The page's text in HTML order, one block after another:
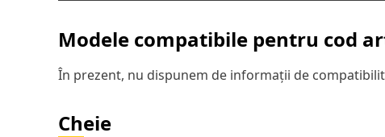
Modele compatibile pentru cod
În prezent, nu dispunem de informații de
Cheie